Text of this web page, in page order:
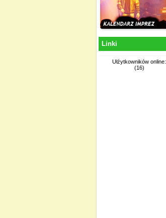
Linki
Ułźytkowników online:
(16)